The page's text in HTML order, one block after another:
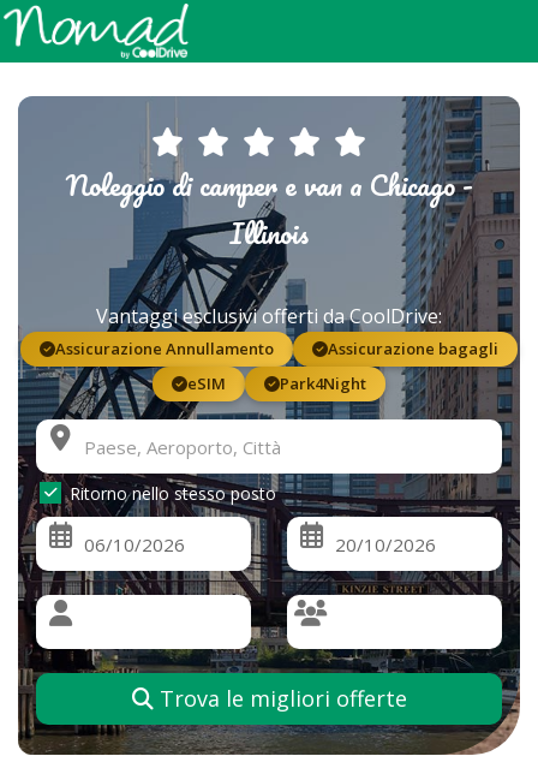
Noleggio di camper e van a Chicago -
Illinois
Vantaggi esclusivi offerti da CoolDrive:
Assicurazione Annullamento
Assicurazione bagagli
eSIM
Park4Night
Ritorno nello stesso posto
Trova le migliori offerte